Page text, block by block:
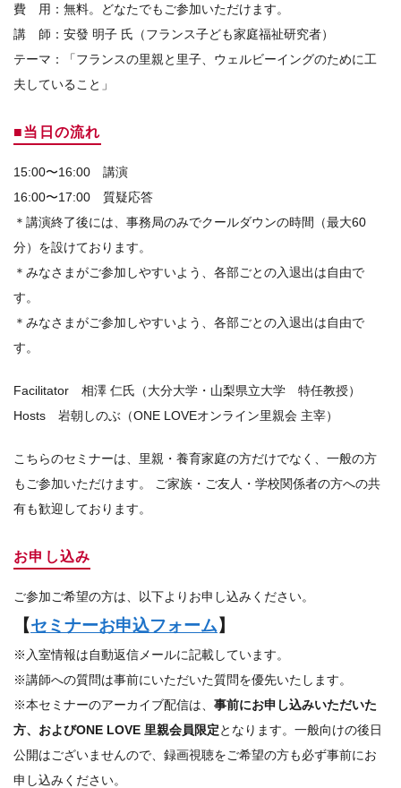
費 用：無料。どなたでもご参加いただけます。
講 師：安發 明子 氏（フランス子ども家庭福祉研究者）
テーマ：「フランスの里親と里子、ウェルビーイングのために工
夫していること」
■当日の流れ
15:00〜16:00 講演
16:00〜17:00 質疑応答
＊講演終了後には、事務局のみでクールダウンの時間（最大60
分）を設けております。
＊みなさまがご参加しやすいよう、各部ごとの入退出は自由で
す。
＊みなさまがご参加しやすいよう、各部ごとの入退出は自由で
す。
Facilitator 相澤 仁氏（大分大学・山梨県立大学 特任教授）
Hosts 岩朝しのぶ（ONE LOVEオンライン里親会 主宰）
こちらのセミナーは、里親・養育家庭の方だけでなく、一般の方
もご参加いただけます。 ご家族・ご友人・学校関係者の方への共
有も歓迎しております。
お申し込み
ご参加ご希望の方は、以下よりお申し込みください。
【セミナーお申込フォーム】
※入室情報は自動返信メールに記載しています。
※講師への質問は事前にいただいた質問を優先いたします。
※本セミナーのアーカイブ配信は、 事前にお申し込みいただいた
方、およびONE LOVE 里親会員限定となります。一般向けの後日
公開はございませんので、録画視聴をご希望の方も必ず事前にお
申し込みください。